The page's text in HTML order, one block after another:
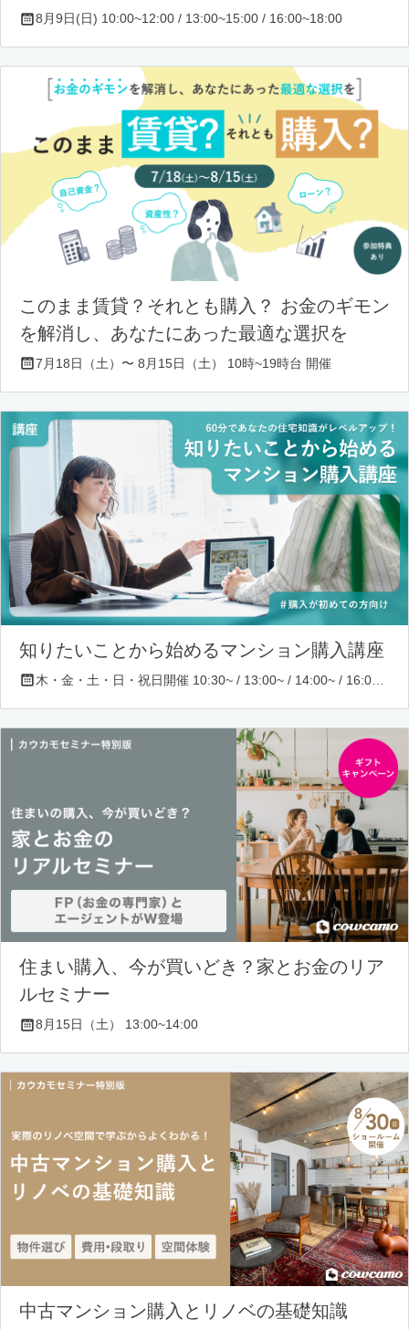
8月9日(日) 10:00~12:00 / 13:00~15:00 / 16:00~18:00
このまま賃貸？それとも購入？ お金のギモン
を解消し、あなたにあった最適な選択を
7月18日（土）〜 8月15日（土） 10時~19時台 開催
知りたいことから始めるマンション購入講座
住まい購入、今が買いどき？家とお金のリア
ルセミナー
8月15日（土） 13:00~14:00
中古マンション購入とリノベの基礎知識